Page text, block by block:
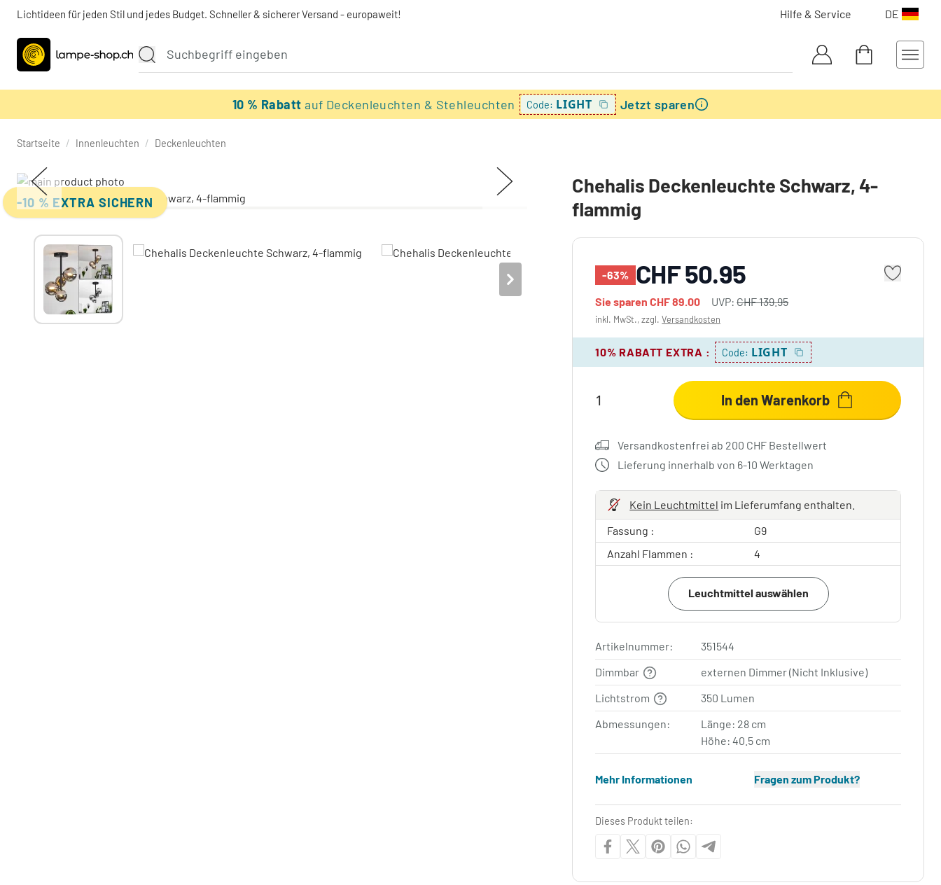
Lichtideen für jeden Stil und jedes Budget. Schneller & sicherer Versand - europaweit! Hilfe & Service DE
10 % Rabattauf Deckenleuchten & Stehleuchten Code: LIGHT Jetzt sparen
Startseite / Innenleuchten / Deckenleuchten
-10 % EXTRA SICHERN
Chehalis Deckenleuchte Schwarz, 4-
flammig
-63% CHF 50.95
Sie sparenCHF 89.00 UVP:CHF 139.95
inkl. MwSt., zzgl.Versandkosten
10% RABATT EXTRA : Code: LIGHT
In den Warenkorb
Versandkostenfrei ab 200 CHF Bestellwert
Lieferung innerhalb von 6-10 Werktagen
Kein Leuchtmittel im Lieferumfang enthalten.
Fassung :
G9
Anzahl Flammen :
4
Leuchtmittel auswählen
Artikelnummer:
351544
Dimmbar
externen Dimmer (Nicht Inklusive)
Lichtstrom
350 Lumen
Abmessungen:
Länge: 28 cm
Höhe: 40.5 cm
Mehr Informationen Fragen zum Produkt?
Dieses Produkt teilen: